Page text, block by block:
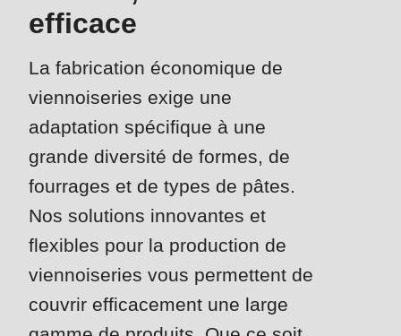
Etats-Unis · FR
Newsletter
deprecated
Drupal\rondo_contact\ContactService-
>Drupal\rondo_contact\
{closure}
()
(line
modules/custom/rondo_contact/src/ContactService.php
Deprecated
function:
efficace
La fabrication économique de
viennoiseries exige une
adaptation spécifique à une
grande diversité de formes, de
fourrages et de types de pâtes.
Nos solutions innovantes et
flexibles pour la production de
viennoiseries vous permettent de
couvrir efficacement une large